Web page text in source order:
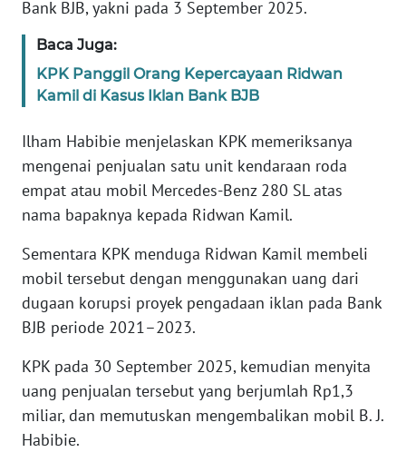
Bank BJB, yakni pada 3 September 2025.
Baca Juga:
KPK Panggil Orang Kepercayaan Ridwan
Kamil di Kasus Iklan Bank BJB
Ilham Habibie menjelaskan KPK memeriksanya
mengenai penjualan satu unit kendaraan roda
empat atau mobil Mercedes-Benz 280 SL atas
nama bapaknya kepada Ridwan Kamil.
Sementara KPK menduga Ridwan Kamil membeli
mobil tersebut dengan menggunakan uang dari
dugaan korupsi proyek pengadaan iklan pada Bank
BJB periode 2021–2023.
KPK pada 30 September 2025, kemudian menyita
uang penjualan tersebut yang berjumlah Rp1,3
miliar, dan memutuskan mengembalikan mobil B. J.
Habibie.
WN
WN
JAKARTA
WN
JABAR
WN
WN
NTT
KEPRI
WN
PAPUA